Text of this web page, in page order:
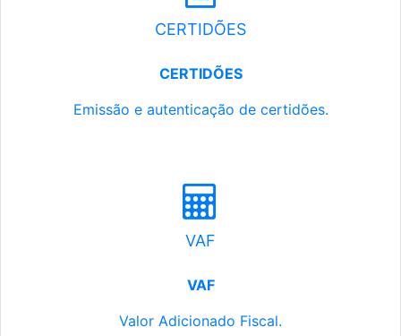
CERTIDÕES
CERTIDÕES
Emissão e autenticação de certidões.
VAF
VAF
Valor Adicionado Fiscal.